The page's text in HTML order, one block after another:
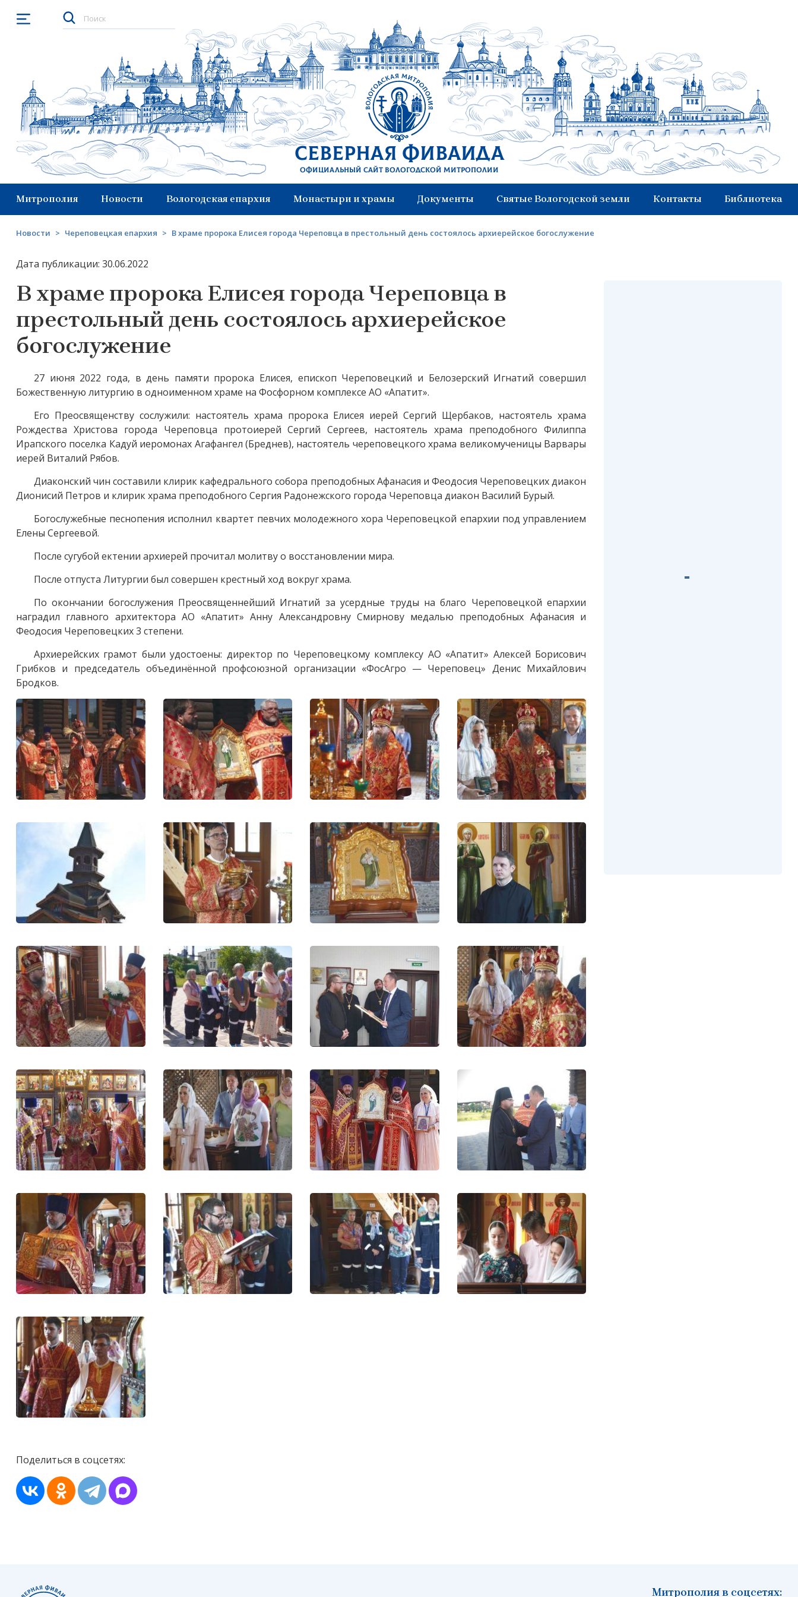
Открыть меню
Северная Фиваида
Официальный сайт Вологодской митрополии
Митрополия Новости Вологодская епархия Монастыри и храмы Документы Святые Вологодской земли Контакты Библиотека
Новости > Череповецкая епархия > В храме пророка Елисея города Череповца в престольный день состоялось архиерейское богослужение
Дата публикации: 30.06.2022
В храме пророка Елисея города Череповца в
престольный день состоялось архиерейское
богослужение
27 июня 2022 года, в день памяти пророка Елисея, епископ Череповецкий и Белозерский Игнатий совершил
Божественную литургию в одноименном храме на Фосфорном комплексе АО «Апатит».
Его Преосвященству сослужили: настоятель храма пророка Елисея иерей Сергий Щербаков, настоятель храма
Рождества Христова города Череповца протоиерей Сергий Сергеев, настоятель храма преподобного Филиппа
Ирапского поселка Кадуй иеромонах Агафангел (Бреднев), настоятель череповецкого храма великомученицы Варвары
иерей Виталий Рябов.
Диаконский чин составили клирик кафедрального собора преподобных Афанасия и Феодосия Череповецких диакон
Дионисий Петров и клирик храма преподобного Сергия Радонежского города Череповца диакон Василий Бурый.
Богослужебные песнопения исполнил квартет певчих молодежного хора Череповецкой епархии под управлением
Елены Сергеевой.
После сугубой ектении архиерей прочитал молитву о восстановлении мира.
После отпуста Литургии был совершен крестный ход вокруг храма.
По окончании богослужения Преосвященнейший Игнатий за усердные труды на благо Череповецкой епархии
наградил главного архитектора АО «Апатит» Анну Александровну Смирнову медалью преподобных Афанасия и
Феодосия Череповецких 3 степени.
Архиерейских грамот были удостоены: директор по Череповецкому комплексу АО «Апатит» Алексей Борисович
Грибков и председатель объединённой профсоюзной организации «ФосАгро — Череповец» Денис Михайлович
Бродков.
Поделиться в соцсетях:
Митрополия в соцсетях: